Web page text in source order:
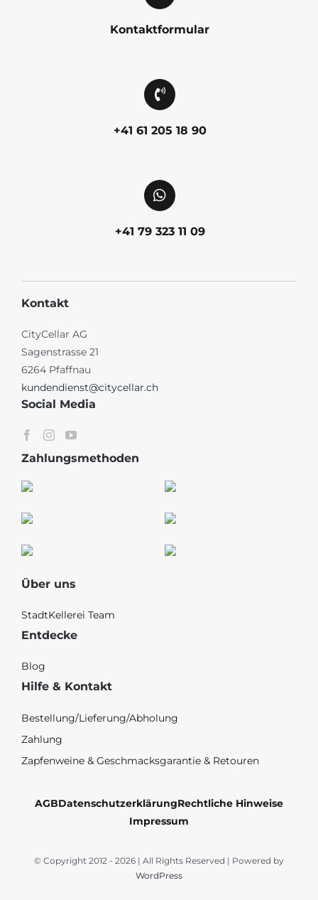
Kontaktformular
+41 61 205 18 90
+41 79 323 11 09
Kontakt
CityCellar AG
Sagenstrasse 21
6264 Pfaffnau
kundendienst@citycellar.ch
Social Media
Zahlungsmethoden
Über uns
StadtKellerei Team
Entdecke
Blog
Hilfe & Kontakt
Bestellung/Lieferung/Abholung
Zahlung
Zapfenweine & Geschmacksgarantie & Retouren
AGBDatenschutzerklärungRechtliche Hinweise
Impressum
© Copyright 2012 - 2026 | All Rights Reserved | Powered by
WordPress